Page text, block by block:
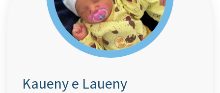
Kaueny e Laueny